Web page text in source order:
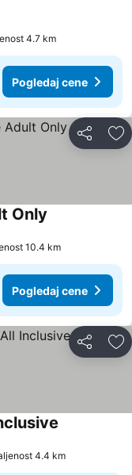
4.7 km
Pogledaj cene
Deli
Only
10.4 km
Pogledaj cene
Deli
4.4 km